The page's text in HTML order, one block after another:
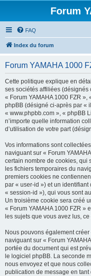
Forum
FAQ
Index du forum
Forum YAMAHA 1000
Cette politique explique en
ses sociétés affiliées (désignés
« Forum YAMAHA 1000 FZR »,
phpBB (désigné ci-après par «
« www.phpbb.com », « phpBB
n’importe quelle information
d’utilisation de votre part
Vos informations sont
naviguant sur « Forum
certain nombre de cookies, qui
les fichiers temporaires du
premiers cookies ne
par « user-id ») et un
« session-id »), qui vous sont
Un troisième cookie sera créé
« Forum YAMAHA 1000 FZR »
les sujets que vous avez lus,
Nous pouvons également
naviguant sur « Forum
portée du document qui est
le logiciel phpBB. La seconde
nous envoyez et que nous
publication de message en